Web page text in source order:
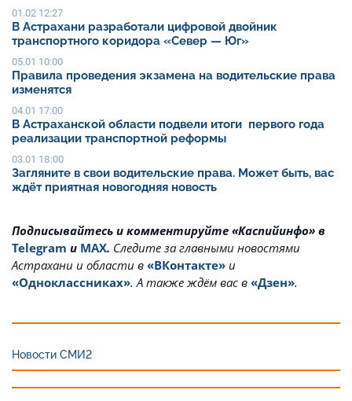
01.02 12:27
В Астрахани разработали цифровой двойник
транспортного коридора «Север — Юг»
05.01 10:00
Правила проведения экзамена на водительские права
изменятся
04.01 17:00
В Астраханской области подвели итоги первого года
реализации транспортной реформы
03.01 18:00
Загляните в свои водительские права. Может быть, вас
ждёт приятная новогодняя новость
Подписывайтесь и комментируйте «Каспийинфо» в
Telegram и MAX. Cледите за главными новостями
Астрахани и области в «ВКонтакте» и
«Одноклассниках». А также ждём вас в «Дзен».
Новости СМИ2